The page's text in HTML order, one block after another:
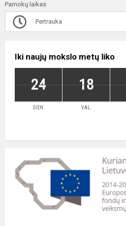
Pamokų laikas
Pertrauka
Iki naujų mokslo metų liko
24 18
DIEN. VAL.